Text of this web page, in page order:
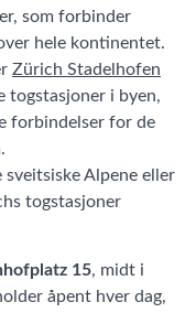
som forbinder
hele kontinentet.
Zürich Stadelhofen
togstasjoner i byen,
forbindelser for de
.
sveitsiske Alpene eller
togstasjoner
15, midt i
åpent hver dag,